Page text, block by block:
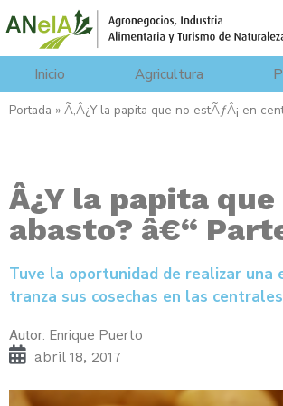
Inicio Agricultura
Portada » Ã‚Â¿Y la papita que no estÃƒÂ¡ en
Â¿Y la papita
abasto? â€“
Tuve la oportunidad de realizar
tranza sus cosechas en las
Autor: Enrique Puerto
abril 18, 2017